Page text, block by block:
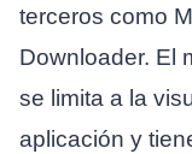
terceros como
Downloader. El
se limita a la
aplicación y